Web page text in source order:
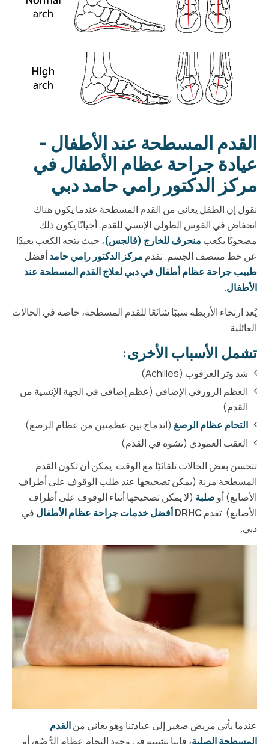
القدم المسطحة عند الأطفال -
عيادة جراحة عظام الأطفال في
مركز الدكتور رامي حامد دبي
نقول إن الطفل يعاني من القدم المسطحة عندما يكون هناك
انخفاض في القوس الطولي الإنسي للقدم. أحيانًا يكون ذلك
مصحوبًا بكعب منحرف للخارج (فالجس)، حيث يتجه الكعب بعيدًا
عن خط منتصف الجسم. تقدم مركز الدكتور رامي حامدأفضل
طبيب جراحة عظام أطفال في دبي لعلاج القدم المسطحة عند
الأطفال.
يُعد ارتخاء الأربطة سببًا شائعًا للقدم المسطحة، خاصة في الحالات
العائلية.
تشمل الأسباب الأخرى:
شد وتر العرقوب (Achilles)
العظم الزورقي الإضافي (عظم إضافي في الجهة الإنسية من
القدم)
التحام عظام الرصغ (اندماج بين عظمتين من عظام الرصغ)
العقب العمودي (تشوه في القدم)
تتحسن بعض الحالات تلقائيًا مع الوقت. يمكن أن تكون القدم
المسطحة مرنة (يمكن تصحيحها عند طلب الوقوف على أطراف
الأصابع) أو صلبة (لا يمكن تصحيحها أثناء الوقوف على أطراف
الأصابع). تقدمDRHCأفضل خدمات جراحة عظام الأطفال في
دبي.
عندما يأتي مريض صغير إلى عيادتنا وهو يعاني منالقدم
المسطحة الصلبة، فإننا نشتبه في وجود التحام عظام الرُّصُغ، أو